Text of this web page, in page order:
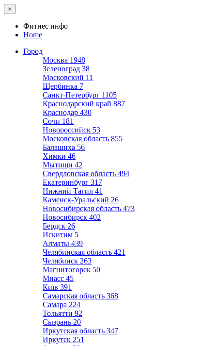
×
Фитнес инфо
Home
Город
Москва 1948
Зеленоград 38
Московский 11
Щербинка 7
Санкт-Петербург 1105
Краснодарский край 887
Краснодар 430
Сочи 181
Новороссийск 53
Московская область 855
Балашиха 56
Химки 46
Мытищи 42
Свердловская область 494
Екатеринбург 317
Нижний Тагил 41
Каменск-Уральский 26
Новосибирская область 473
Новосибирск 402
Бердск 26
Искитим 5
Алматы 439
Челябинская область 421
Челябинск 263
Магнитогорск 50
Миасс 45
Київ 391
Самарская область 368
Самара 224
Тольятти 92
Сызрань 20
Иркутская область 347
Иркутск 251